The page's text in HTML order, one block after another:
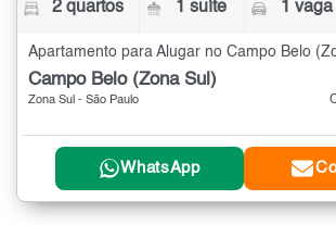
2 quartos 1 suíte 1 vaga
Campo Belo (Zona Sul)
Zona Sul - São Paulo
WhatsApp